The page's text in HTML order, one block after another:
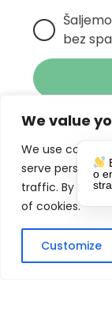
We value
We use
serve
traffic. By
of cookies.
Customize
bez
Klikom na
primanje
slažete s
o